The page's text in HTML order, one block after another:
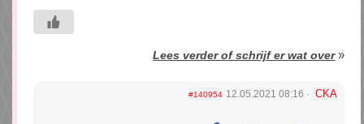
Lees verder of schrijf er wat over»
#140954 12.05.2021 08:16 CKA